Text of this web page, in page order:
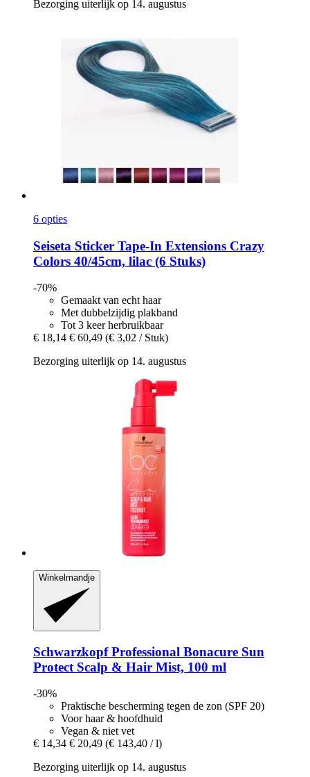
Bezorging uiterlijk op 14. augustus
6 opties
Seiseta Sticker Tape-​In Extensions Crazy
Colors 40/45cm, lilac (6 Stuks)
-70%
Gemaakt van echt haar
Met dubbelzijdig plakband
Tot 3 keer herbruikbaar
€ 18,14 € 60,49 (€ 3,02 / Stuk)
Bezorging uiterlijk op 14. augustus
Winkelmandje
Schwarzkopf Professional Bonacure Sun
Protect Scalp & Hair Mist, 100 ml
-30%
Praktische bescherming tegen de zon (SPF 20)
Voor haar & hoofdhuid
Vegan & niet vet
€ 14,34 € 20,49 (€ 143,40 / l)
Bezorging uiterlijk op 14. augustus